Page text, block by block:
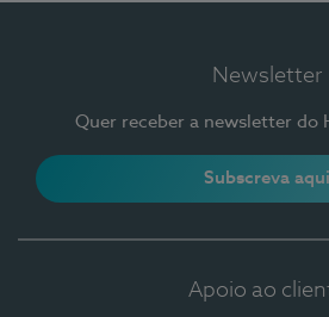
Newsletter
Quer receber a newsletter do
Subscreva aqui
Apoio ao